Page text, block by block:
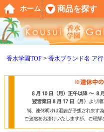
香水学園TOP 香水ブランド名 ア行
ホーム 商品を探す